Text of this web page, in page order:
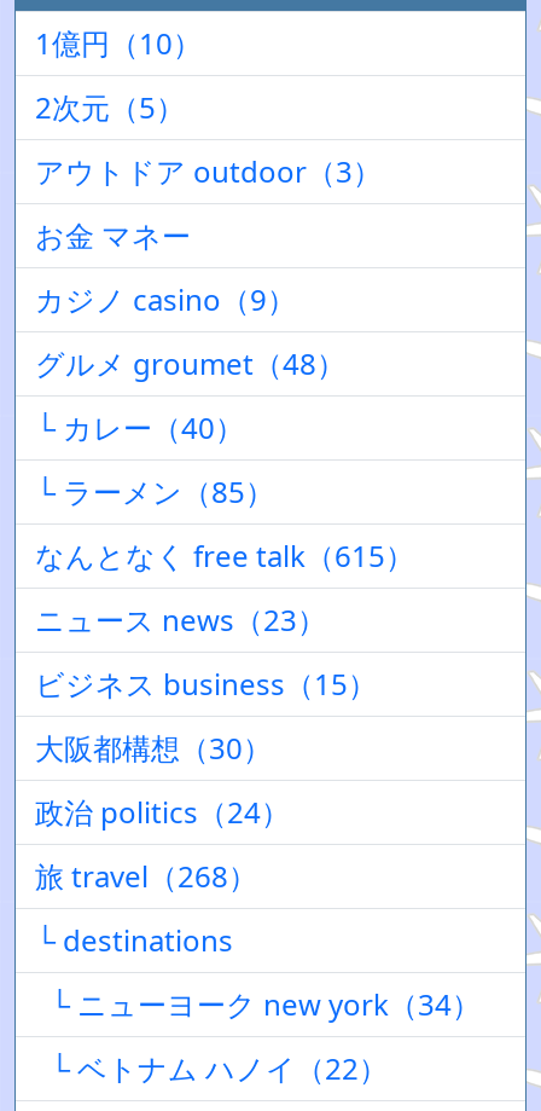
1億円（10）
2次元（5）
アウトドア outdoor（3）
お金 マネー
カジノ casino（9）
グルメ groumet（48）
└ カレー（40）
└ ラーメン（85）
なんとなく free talk（615）
ニュース news（23）
ビジネス business（15）
大阪都構想（30）
政治 politics（24）
旅 travel（268）
└ destinations
└ ニューヨーク new york（34）
└ ベトナム ハノイ（22）